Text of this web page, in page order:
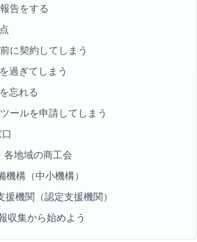
告をする
に契約してしまう
過ぎてしまう
忘れる
ールを申請してしまう
各地域の商工会
機構（中小機構）
機関（認定支援機関）
収集から始めよう